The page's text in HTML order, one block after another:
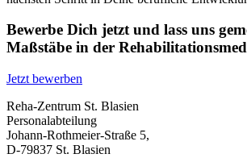
Bewerbe Dich jetzt und lass uns
Maßstäbe in der
Jetzt bewerben
Reha-Zentrum St. Blasien
Personalabteilung
Johann-Rothmeier-Straße 5,
D-79837 St. Blasien